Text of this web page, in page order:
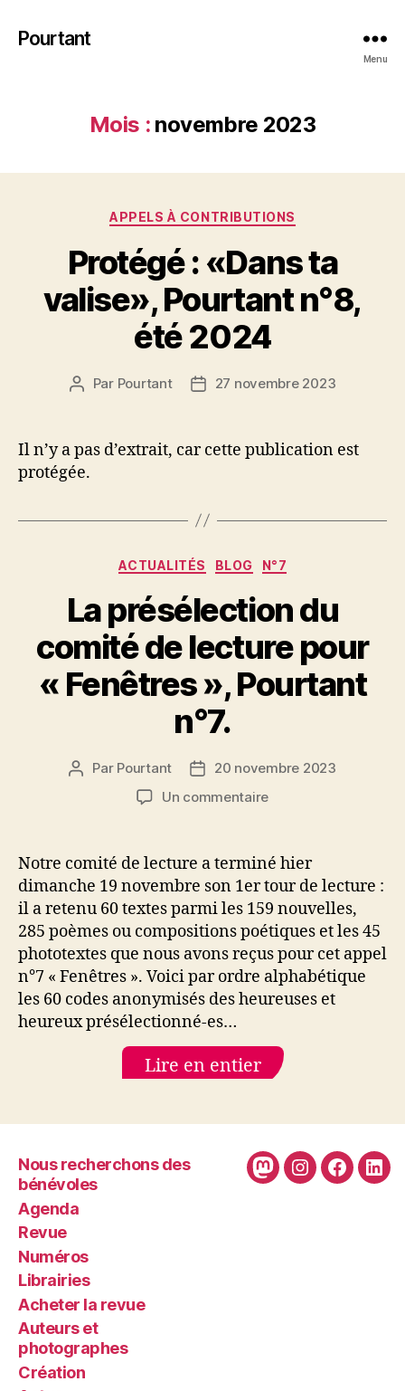
Pourtant
Menu
Mois : novembre 2023
Catégories
APPELS À CONTRIBUTIONS
Protégé : «Dans ta
valise», Pourtant n°8,
été 2024
Auteur
Par Pourtant
Date27 novembre 2023
Il n’y a pas d’extrait, car cette publication est
protégée.
Catégories
ACTUALITÉS BLOG N°7
La présélection du
comité de lecture pour
« Fenêtres », Pourtant
n°7.
Auteur
Par Pourtant
Date20 novembre 2023
Un commentairesur
du
comité
de
lecture
pour
« Fenêtres »,
Pourtant
n°7.
Notre comité de lecture a terminé hier
dimanche 19 novembre son 1er tour de lecture :
il a retenu 60 textes parmi les 159 nouvelles,
285 poèmes ou compositions poétiques et les 45
phototextes que nous avons reçus pour cet appel
n°7 « Fenêtres ». Voici par ordre alphabétique
les 60 codes anonymisés des heureuses et
heureux présélectionné-es…
Lire en entier
Nous recherchons des
bénévoles
Agenda
Revue
Numéros
Librairies
Acheter la revue
Auteurs et
photographes
Création
MastodonInstagram